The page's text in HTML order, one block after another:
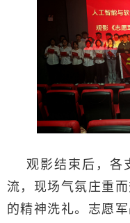
观影结束后，各
流，现场气氛庄重
的精神洗礼。志愿